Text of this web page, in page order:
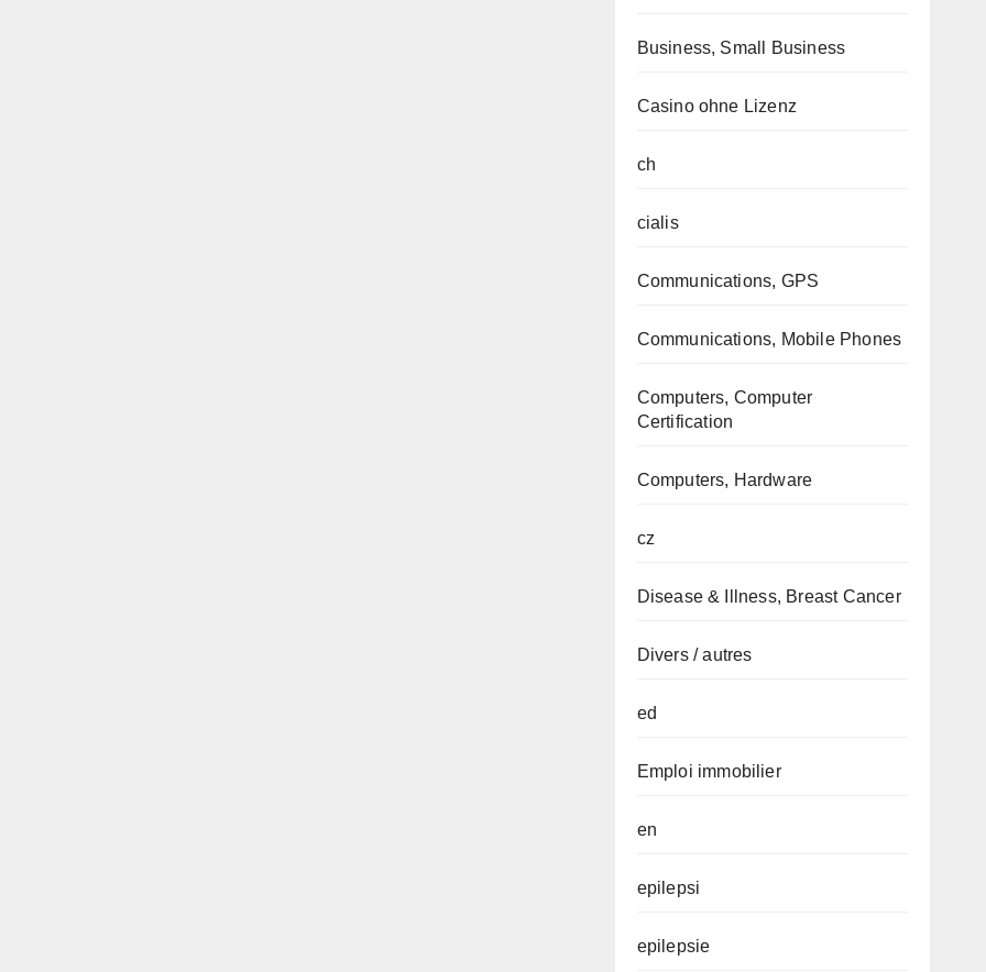
Business, Small Business
Casino ohne Lizenz
ch
cialis
Communications, GPS
Communications, Mobile Phones
Computers, Computer
Certification
Computers, Hardware
cz
Disease & Illness, Breast Cancer
Divers / autres
ed
Emploi immobilier
en
epilepsi
epilepsie